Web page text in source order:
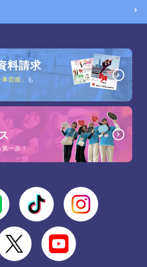
料請求
図鑑」
も
第一歩！